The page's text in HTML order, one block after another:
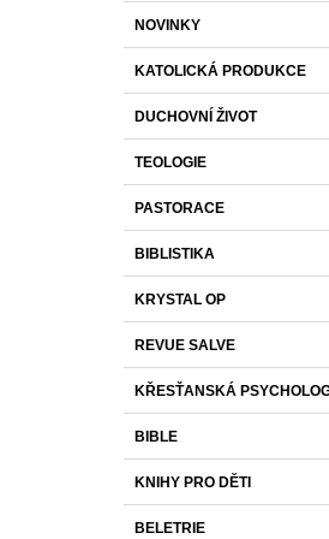
kategorie
K
A
T
E
G
O
R
E
NOVINKY
KATOLICKÁ PRODUKCE
DUCHOVNÍ ŽIVOT
TEOLOGIE
PASTORACE
BIBLISTIKA
KRYSTAL OP
REVUE SALVE
KŘESŤANSKÁ
BIBLE
KNIHY PRO DĚTI
BELETRIE